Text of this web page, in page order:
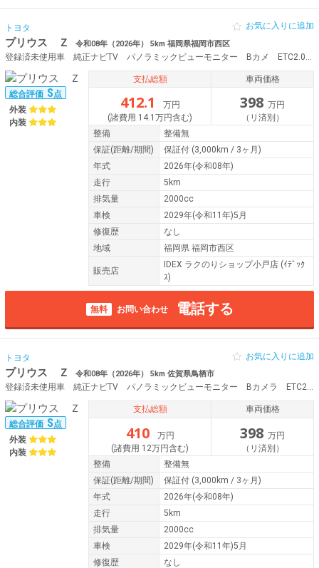
トヨタ
プリウス Ｚ 令和08年（2026年） 5km 福岡県福岡市西区
お気に入りに追加
総合評価 S点
外装
内装
支払総額
412.1
万円
(諸費用 14.1万円含む)
車両価格
398 万円
（リ済別）
整備
整備無
保証(距離/期間) 保証付 (3,000km / 3ヶ月)
年式
2026年(令和08年)
走行
5km
排気量
2000cc
車検
2029年(令和11年)5月
修復歴
なし
地域
福岡県 福岡市西区
販売店
IDEX ラクのりショップ小戸店 (ｲﾃﾞｯｸ
ｽ)
無料 お問い合わせ 電話する
トヨタ
プリウス Ｚ 令和08年（2026年） 5km 佐賀県鳥栖市
登録済未使用車 純正ナビTV パノラミックビューモニター Bカメラ ETC2.0 パワーバックドア シートヒーター シートベンチレーション 純正19AW メモリーパワーシート TSS BSM クリアランスソナー
お気に入りに追加
総合評価 S点
外装
内装
支払総額
410
万円
(諸費用 12万円含む)
車両価格
398 万円
（リ済別）
整備
整備無
保証(距離/期間) 保証付 (3,000km / 3ヶ月)
年式
2026年(令和08年)
走行
5km
排気量
2000cc
車検
2029年(令和11年)5月
修復歴
なし